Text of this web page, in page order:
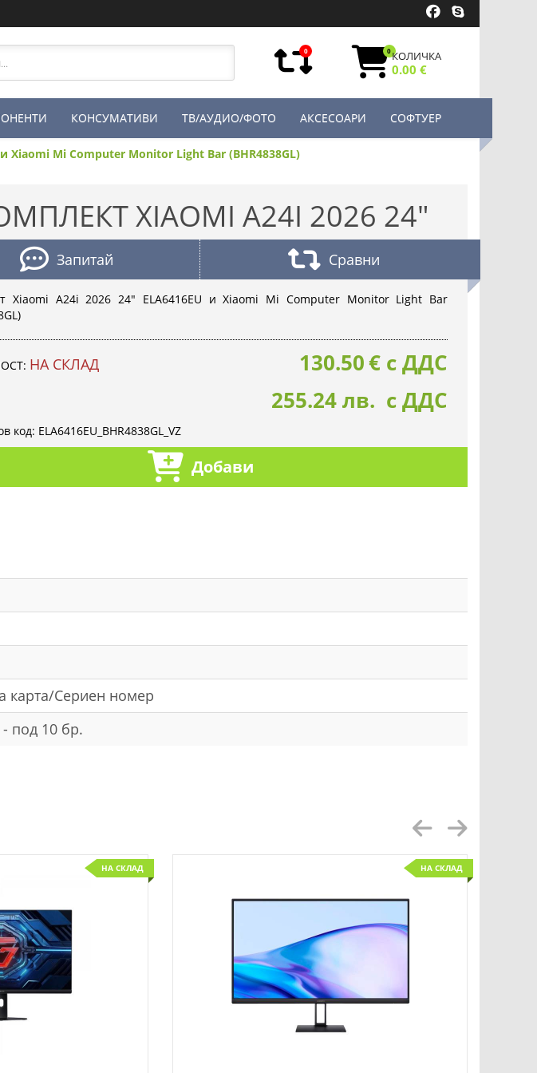
0 0КОЛИЧКА
0.00 €
КОНСУМАТИВИ ТВ/АУДИО/ФОТО АКСЕСОАРИ СОФТУЕР
Xiaomi Mi Computer Monitor Light Bar (BHR4838GL)
XIAOMI A24I 2026 24"
Запитай Сравни
Xiaomi A24i 2026 24" ELA6416EU и Xiaomi Mi Computer Monitor Light Bar
НА СКЛАД 130.50€ с ДДС
255.24 лв. с ДДС
код: ELA6416EU_BHR4838GL_VZ
Добави
карта/Сериен номер
под 10 бр.
НА СКЛАД НА СКЛАД